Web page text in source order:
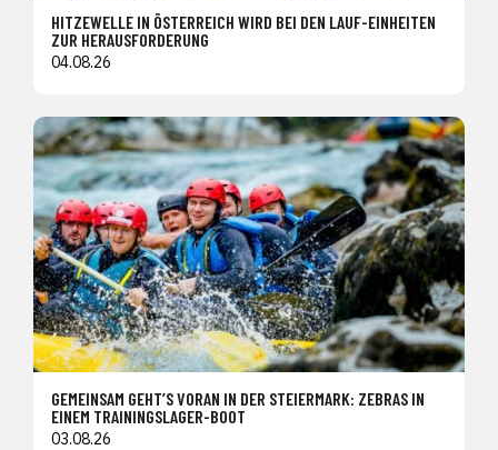
HITZEWELLE IN ÖSTERREICH WIRD BEI DEN LAUF-EINHEITEN
ZUR HERAUSFORDERUNG
04.08.26
GEMEINSAM GEHT’S VORAN IN DER STEIERMARK: ZEBRAS IN
EINEM TRAININGSLAGER-BOOT
03.08.26